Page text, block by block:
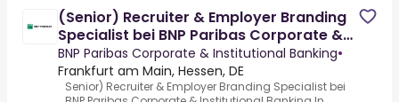
(Senior) Recruiter & Employer Branding
Specialist bei BNP Paribas Corporate &
Institutional Banking
BNP Paribas Corporate & Institutional Banking•
Frankfurt am Main, Hessen, DE
Senior) Recruiter & Employer Branding Specialist bei